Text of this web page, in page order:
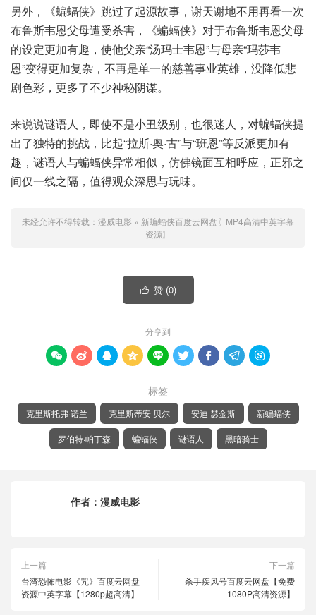
另外，《蝙蝠侠》跳过了起源故事，谢天谢地不用再看一次
布鲁斯韦恩父母遭受杀害，《蝙蝠侠》对于布鲁斯韦恩父母
的设定更加有趣，使他父亲“汤玛士韦恩”与母亲“玛莎韦
恩”变得更加复杂，不再是单一的慈善事业英雄，没降低悲
剧色彩，更多了不少神秘阴谋。
来说说谜语人，即使不是小丑级别，也很迷人，对蝙蝠侠提
出了独特的挑战，比起“拉斯·奥·古”与“班恩”等反派更加有
趣，谜语人与蝙蝠侠异常相似，仿佛镜面互相呼应，正邪之
间仅一线之隔，值得观众深思与玩味。
未经允许不得转载： 漫威电影 » 新蝙蝠侠百度云网盘〖MP4高清中英字幕
资源〗
 赞 (0)
分享到
        
标签
克里斯托弗·诺兰 克里斯蒂安·贝尔 安迪·瑟金斯 新蝙蝠侠
罗伯特·帕丁森 蝙蝠侠 谜语人 黑暗骑士
作者： 漫威电影
上一篇
台湾恐怖电影《咒》百度云网盘
资源中英字幕【1280p超高清】
下一篇
杀手疾风号百度云网盘【免费
1080P高清资源】